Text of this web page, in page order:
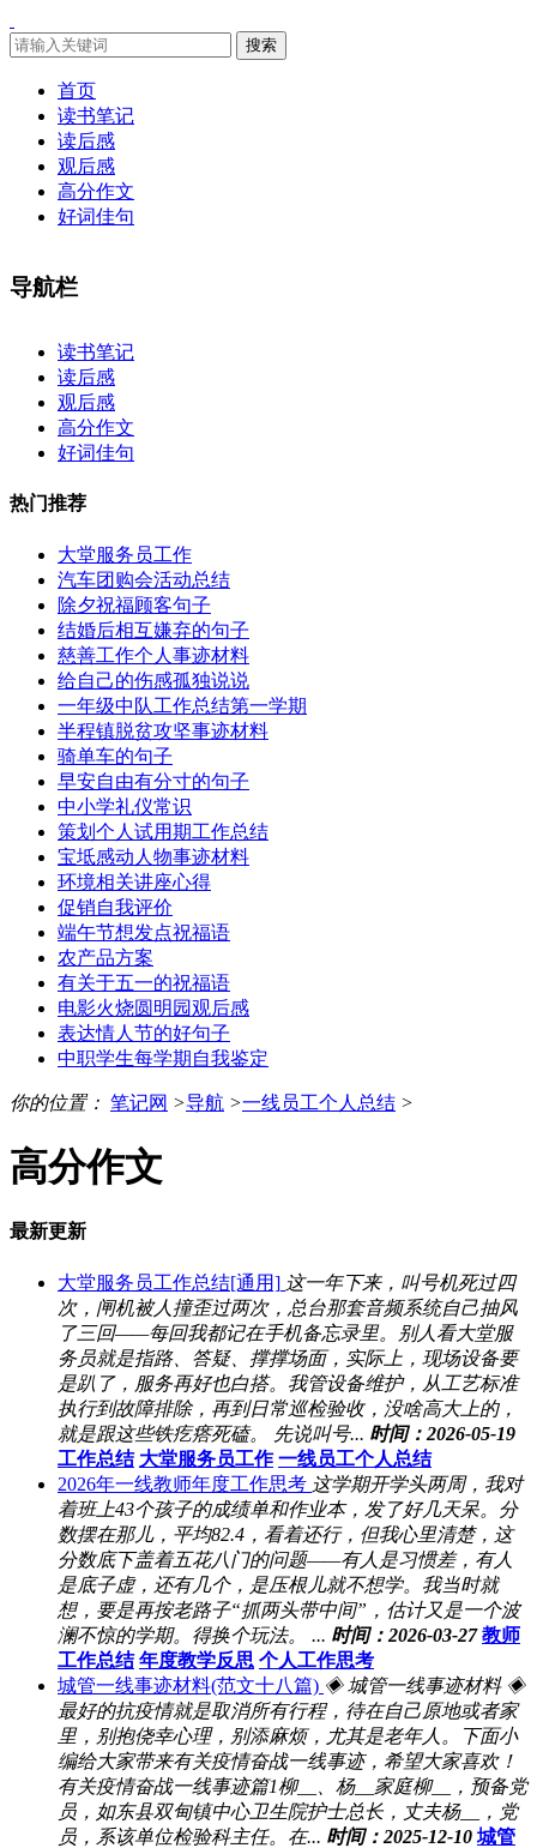
搜索
首页
读书笔记
读后感
观后感
高分作文
好词佳句
导航栏
读书笔记
读后感
观后感
高分作文
好词佳句
热门推荐
大堂服务员工作
汽车团购会活动总结
除夕祝福顾客句子
结婚后相互嫌弃的句子
慈善工作个人事迹材料
给自己的伤感孤独说说
一年级中队工作总结第一学期
半程镇脱贫攻坚事迹材料
骑单车的句子
早安自由有分寸的句子
中小学礼仪常识
策划个人试用期工作总结
宝坻感动人物事迹材料
环境相关讲座心得
促销自我评价
端午节想发点祝福语
农产品方案
有关于五一的祝福语
电影火烧圆明园观后感
表达情人节的好句子
中职学生每学期自我鉴定
你的位置： 笔记网 >导航 >一线员工个人总结 >
高分作文
最新更新
大堂服务员工作总结[通用] 这一年下来，叫号机死过四
次，闸机被人撞歪过两次，总台那套音频系统自己抽风
了三回——每回我都记在手机备忘录里。别人看大堂服
务员就是指路、答疑、撑撑场面，实际上，现场设备要
是趴了，服务再好也白搭。我管设备维护，从工艺标准
执行到故障排除，再到日常巡检验收，没啥高大上的，
就是跟这些铁疙瘩死磕。 先说叫号... 时间：2026-05-19
工作总结 大堂服务员工作 一线员工个人总结
2026年一线教师年度工作思考 这学期开学头两周，我对
着班上43个孩子的成绩单和作业本，发了好几天呆。分
数摆在那儿，平均82.4，看着还行，但我心里清楚，这
分数底下盖着五花八门的问题——有人是习惯差，有人
是底子虚，还有几个，是压根儿就不想学。我当时就
想，要是再按老路子“抓两头带中间”，估计又是一个波
澜不惊的学期。得换个玩法。 ... 时间：2026-03-27 教师
工作总结 年度教学反思 个人工作思考
城管一线事迹材料(范文十八篇) ◈ 城管一线事迹材料 ◈
最好的抗疫情就是取消所有行程，待在自己原地或者家
里，别抱侥幸心理，别添麻烦，尤其是老年人。下面小
编给大家带来有关疫情奋战一线事迹，希望大家喜欢！
有关疫情奋战一线事迹篇1柳__、杨__家庭柳__，预备党
员，如东县双甸镇中心卫生院护士总长，丈夫杨__，党
员，系该单位检验科主任。在... 时间：2025-12-10 城管